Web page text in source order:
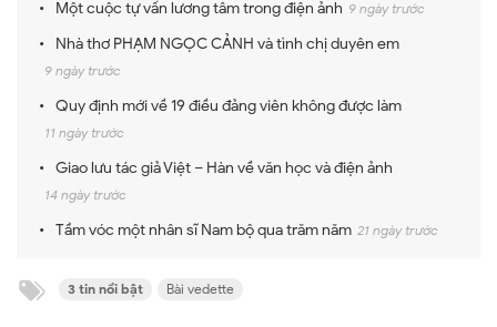
Một cuộc tự vấn lương tâm trong điện ảnh 9 ngày trước
Nhà thơ PHẠM NGỌC CẢNH và tình chị duyên em
9 ngày trước
Quy định mới về 19 điều đảng viên không được làm
11 ngày trước
Giao lưu tác giả Việt – Hàn về văn học và điện ảnh
14 ngày trước
Tầm vóc một nhân sĩ Nam bộ qua trăm năm 21 ngày trước
3 tin nổi bật Bài vedette